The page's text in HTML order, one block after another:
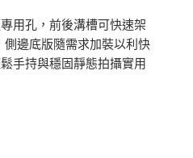
用孔，前後溝槽可快速架
側邊底版隨需求加裝以利快
手持與穩固靜態拍攝實用